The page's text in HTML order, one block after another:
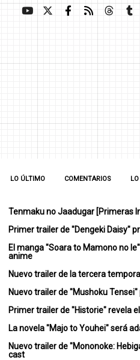
LO ÚLTIMO COMENTARIOS
Tenmaku no Jaadugar [Primeras
Primer trailer de "Dengeki Daisy"
El manga "Soara to Mamono no
anime
Nuevo trailer de la tercera
Nuevo trailer de "Mushoku Tensei"
Primer trailer de "Historie" revela
La novela "Majo to Youhei" será
Nuevo trailer de "Mononoke:
cast